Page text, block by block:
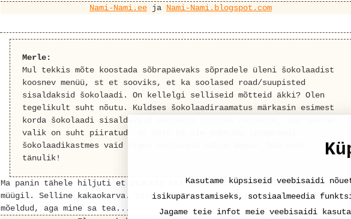
Nami-Nami.ee ja Nami-Nami.blogspot.com
Merle:
Mul tekkis mõte koostada sõbrapäevaks sõpradele üleni šokolaadist
koosnev menüü, st et sooviks, et ka soolased road/suupisted
sisaldaksid šokolaadi. On kellelgi selliseid mõtteid äkki? Olen
tegelikult suht nõutu. Kuldses šokolaadiraamatus märkasin esimest
korda šokolaadi sisaldavaid soolaste toitude retsepte, aga sealne
valik on suht piiratud, st mõte ei ole pakkuda lihapraadi
šokolaadikastmes vaid pigem soolaseid näkse/ampse. Nõu eest
tänulik!
Ma panin tähele hiljuti et Stockis oli šokolaadiga maitsestatud pasta
müügil. Selline kakaokarva. Vist küll pigem magusa pastaroa tegemiseks
mõeldud, aga mine sa tea...
Kasutame küpsiseid veebisaidi
isikupärastamiseks, sotsiaalmeedia
Jagame teie infot meie veebisaidi